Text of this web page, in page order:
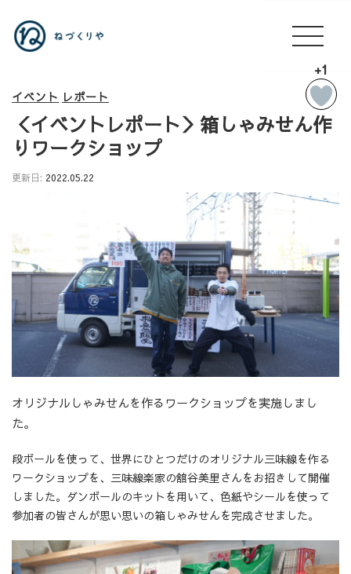
イベント レポート
＜イベントレポート＞箱しゃみせん作
りワークショップ
更新日: 2022.05.22
+1
オリジナルしゃみせんを作るワークショップを実施しまし
た。
段ボールを使って、世界にひとつだけのオリジナル三味線を作る
ワークショップを、三味線楽家の舘谷美里さんをお招きして開催
しました。ダンボールのキットを用いて、色紙やシールを使って
参加者の皆さんが思い思いの箱しゃみせんを完成させました。